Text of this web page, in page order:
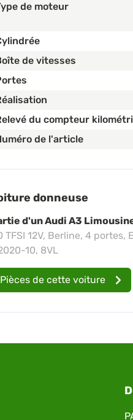
de moteur
de vitesses
du compteur
de l'article
donneuse
d'un Audi A3
TFSI 12V, Berline, 4 portes,
10, 8VL
Pièces de cette voiture